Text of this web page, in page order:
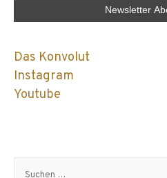
Das Konvolut
Instagram
Youtube